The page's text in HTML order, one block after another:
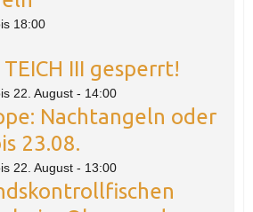
18:00
III gesperrt!
22. August - 14:00
Nachtangeln oder
23.08.
22. August - 13:00